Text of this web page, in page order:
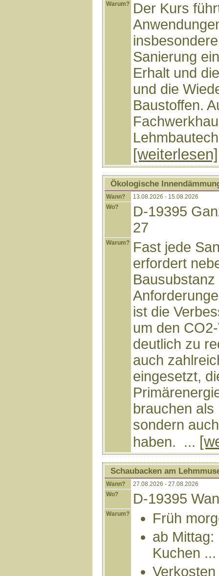
Warum?
Der Kurs
Sanierung
Erhalt und
und die
Baustoffen.
[weiterlesen]
Ökologische
Wann?
13.08.2026 - 15.08.2026
Wo?
D-19395
27
Warum?
Fast jede
erfordert
ist die
um den
deutlich zu
auch
eingesetzt,
brauchen
sondern
haben. ...
Schaubacken am
Wann?
27.08.2026 - 27.08.2026
Wo?
D-19395
Warum?
Früh
ab
Kuchen ...